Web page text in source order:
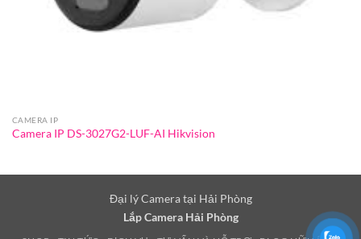
CAMERA IP
Camera IP DS-3027G2-LUF-AI Hikvision
Đại lý Camera tại Hải Phòng
Lắp Camera Hải Phòng